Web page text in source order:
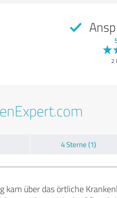
2
4 Sterne (1)
kam über das örtliche